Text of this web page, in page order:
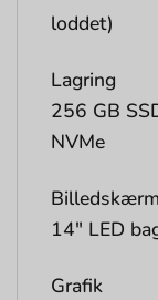
loddet)
Lagring
256 GB
NVMe
Billedskærm
14″ LED
Grafik